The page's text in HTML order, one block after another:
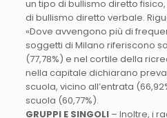
un tipo di bullismo diretto
di bullismo diretto verbale.
«Dove avvengono più di
soggetti di Milano riferiscono
(77,78%) e nel cortile della
nella capitale dichiarano
scuola, vicino all’entrata
scuola (60,77%).
GRUPPI E SINGOLI– Inoltre, i